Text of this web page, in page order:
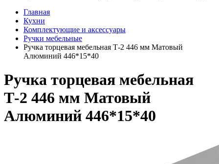
Главная
Кухни
Комплектующие и аксессуары
Ручки мебельные
Ручка торцевая мебельная Т-2 446 мм Матовый
Алюминий 446*15*40
Ручка торцевая мебельная
Т-2 446 мм Матовый
Алюминий 446*15*40